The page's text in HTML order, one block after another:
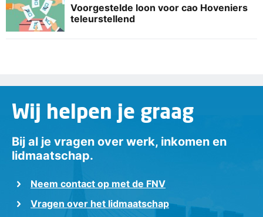
Voorgestelde loon voor cao Hoveniers
teleurstellend
Wij helpen je graag
Bij al je vragen over werk, inkomen en
lidmaatschap.
Neem contact op met de FNV
Vragen over het lidmaatschap